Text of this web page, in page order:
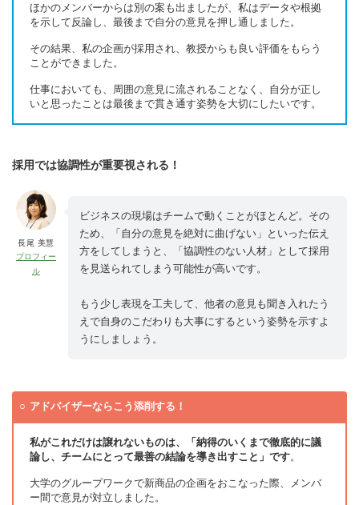
ほかのメンバーからは別の案も出ましたが、私はデータや根拠
を示して反論し、最後まで自分の意見を押し通しました。
その結果、私の企画が採用され、教授からも良い評価をもらう
ことができました。
仕事においても、周囲の意見に流されることなく、自分が正し
いと思ったことは最後まで貫き通す姿勢を大切にしたいです。
採用では協調性が重要視される！
長尾 美慧
プロフィー
ル
ビジネスの現場はチームで動くことがほとんど。その
ため、「自分の意見を絶対に曲げない」といった伝え
方をしてしまうと、「協調性のない人材」として採用
を見送られてしまう可能性が高いです。
もう少し表現を工夫して、他者の意見も聞き入れたう
えで自身のこだわりも大事にするという姿勢を示すよ
うにしましょう。
アドバイザーならこう添削する！
私がこれだけは譲れないものは、「納得のいくまで徹底的に議
論し、チームにとって最善の結論を導き出すこと」です。
大学のグループワークで新商品の企画をおこなった際、メンバ
ー間で意見が対立しました。